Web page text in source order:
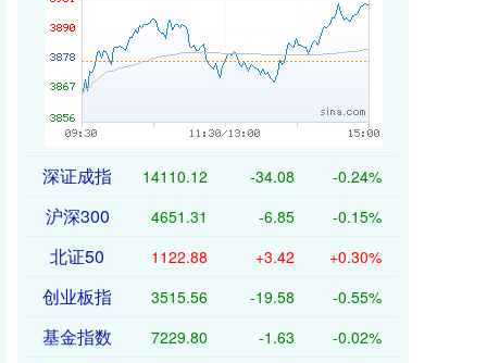
深证成指 14110.12 -34.08 -0.24%
沪深300 4651.31 -6.85 -0.15%
北证50 1122.88 +3.42 +0.30%
创业板指 3515.56 -19.58 -0.55%
基金指数 7229.80 -1.63 -0.02%